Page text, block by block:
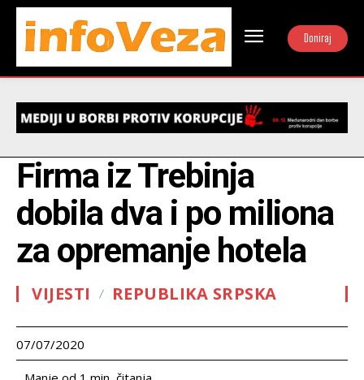
Doniraj
Firma iz Trebinja
dobila dva i po miliona
za opremanje hotela
VIJESTI REPUBLIKA SRPSKA
07/07/2020